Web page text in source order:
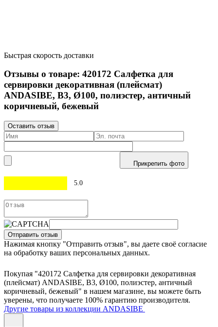
Быстрая скорость доставки
Отзывы о товаре: 420172 Салфетка для
сервировки декоративная (плейсмат)
ANDASIBE, B3, Ø100, полиэстер, античный
коричневый, бежевый
Оставить отзыв
Прикрепить фото
5.0
Отправить отзыв
Нажимая кнопку "Отправить отзыв", вы даете своё согласие
на обработку ваших персональных данных.
Покупая "420172 Салфетка для сервировки декоративная
(плейсмат) ANDASIBE, B3, Ø100, полиэстер, античный
коричневый, бежевый" в нашем магазине, вы можете быть
уверены, что получаете 100% гарантию производителя.
Другие товары из коллекции ANDASIBE